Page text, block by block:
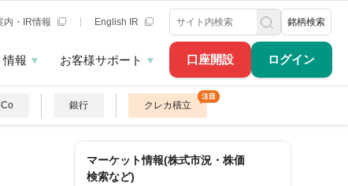
口座開設 ログイン
内・IR情報 English IR 銘柄検索
情報 お客様サポート
銀行 クレカ積立
マーケット情報(株式市況・株価
検索など)